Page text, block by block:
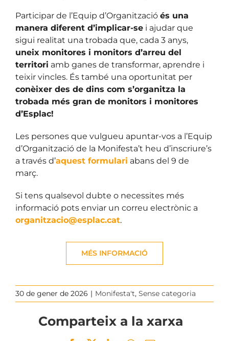
Participar de l’Equip d’Organització és una
manera diferent d’implicar-sei ajudar que
sigui realitat una trobada que, cada 3 anys,
uneix monitores i monitors d’arreu del
territori amb ganes de transformar, aprendre i
teixir vincles. És també una oportunitat per
conèixer des de dins com s’organitza la
trobada més gran de monitors i monitores
d’Esplac!
Les persones que vulgueu apuntar-vos a l’Equip
d’Organització de la Monifesta’t heu d’inscriure’s
a través d’aquest formulari abans del 9 de
març.
Si tens qualsevol dubte o necessites més
informació pots enviar un correu electrònic a
organitzacio@esplac.cat.
MÉS INFORMACIÓ
30 de gener de 2026 | Monifesta't, Sense categoria
Comparteix a la xarxa